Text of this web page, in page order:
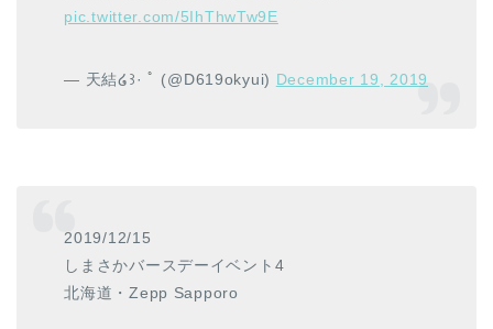
pic.twitter.com/5IhThwTw9E
— 天結໒꒱· ﾟ (@D619okyui) December 19, 2019
2019/12/15
しまさかバースデーイベント4
北海道・Zepp Sapporo